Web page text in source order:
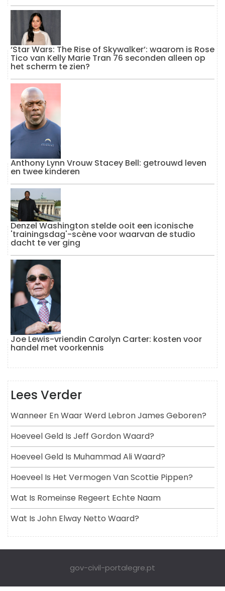
‘Star Wars: The Rise of Skywalker’: waarom is Rose
Tico van Kelly Marie Tran 76 seconden alleen op
het scherm te zien?
Anthony Lynn Vrouw Stacey Bell: getrouwd leven
en twee kinderen
Denzel Washington stelde ooit een iconische
'trainingsdag'-scène voor waarvan de studio
dacht te ver ging
Joe Lewis-vriendin Carolyn Carter: kosten voor
handel met voorkennis
Lees Verder
Wanneer En Waar Werd Lebron James Geboren?
Hoeveel Geld Is Jeff Gordon Waard?
Hoeveel Geld Is Muhammad Ali Waard?
Hoeveel Is Het Vermogen Van Scottie Pippen?
Wat Is Romeinse Regeert Echte Naam
Wat Is John Elway Netto Waard?
gov-civil-portalegre.pt